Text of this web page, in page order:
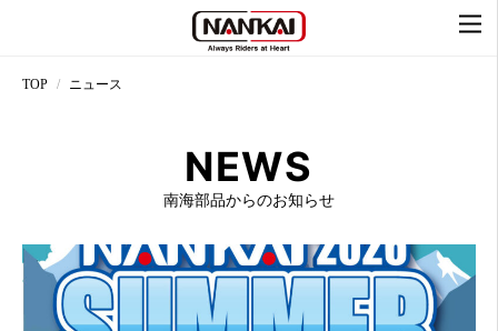
TOP ニュース
NEWS
南海部品からのお知らせ